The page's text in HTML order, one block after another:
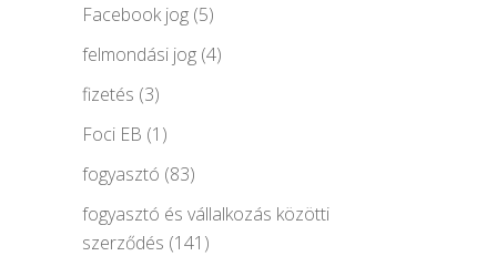
Facebook jog (5)
felmondási jog (4)
fizetés (3)
Foci EB (1)
fogyasztó (83)
fogyasztó és vállalkozás közötti
szerződés (141)